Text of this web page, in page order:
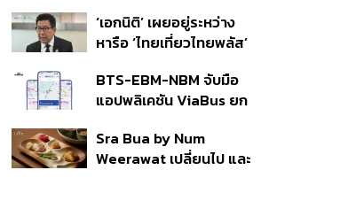
ก.ย.นี้ อาจเพิ่มสัดส่วนการ
ขายแบบ Small Lot First
‘เอกนิติ’ เผยอยู่ระหว่าง
หารือ ‘ไทยเที่ยวไทยพลัส’
แสนล้าน มั่นใจงบต่อ ‘ไทย
ช่วยไทย พลัส’ เฟส 2 มี
BTS-EBM-NBM จับมือ
แอปพลิเคชัน ViaBus ยก
รถไฟฟ้า 3 สายแบบเรียล
ไทม์
Sra Bua by Num
Weerawat เปลี่ยนไป และ